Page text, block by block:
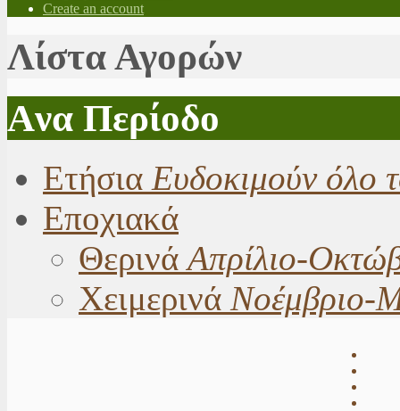
Create an account
Λίστα Αγορών
Aνα Περίοδο
Ετήσια Ευδοκιμούν όλο
Εποχιακά
ΘερινάΑπρίλιο-
Χειμερινά Νοέμβριο-